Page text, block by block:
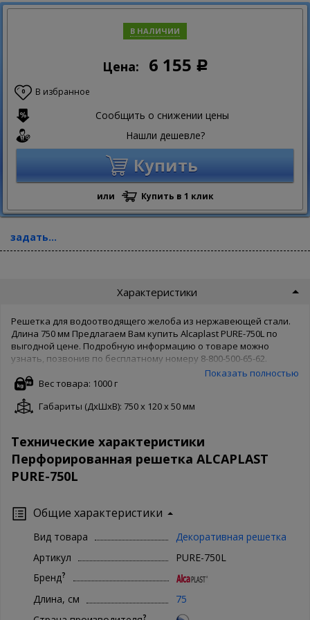
В НАЛИЧИИ
Цена: 6 155 Р
0 В избранное
Сообщить о снижении цены
Нашли дешевле?
Купить
или Купить в 1 клик
задать...
Характеристики
Решетка для водоотводящего желоба из нержавеющей стали.
Длина 750 мм Предлагаем Вам купить Alcaplast PURE-750L по
выгодной цене. Подробную информацию о товаре можно
узнать, позвонив по бесплатному номеру 8-800-500-65-62.
Товары производителя известны во всем мире, поэтому
Alcaplast беспокоятся о качестве товара и защищают его своей
гарантией. Чтобы купить Alcaplast PURE-750L в нашем интернет
магазине, Вам достаточно оформить заказ онлайн на сайте.
Показать полностью
Вес товара: 1000 г
Габариты (ДxШxВ): 750 x 120 x 50 мм
Технические характеристики
Перфорированная решетка ALCAPLAST
PURE-750L
Общие характеристики
Вид товара
Декоративная решетка
Артикул
PURE-750L
Бренд?
Длина, см
75
?